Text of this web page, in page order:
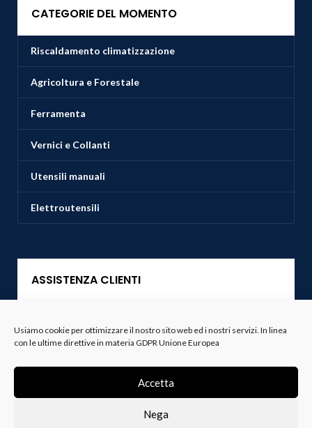
Usiamo cookie per ottimizzare il nostro sito web ed i nostri servizi. In linea
con le ultime direttive in materia GDPR Unione Europea
Accetta
Nega
CATEGORIE DEL MOMENTO
Riscaldamento climatizzazione
Agricoltura e Forestale
Ferramenta
Vernici e Collanti
Utensili manuali
Elettroutensili
ASSISTENZA CLIENTI
Spedizioni